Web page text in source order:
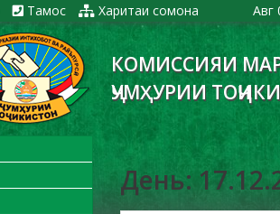
Тамос Харитаи сомона Авг
КОМИССИЯИ
ҶУМҲУРИИ
День: